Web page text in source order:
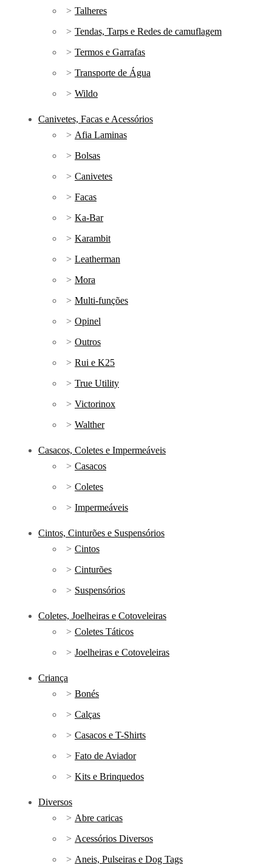
Talheres
Tendas, Tarps e Redes de camuflagem
Termos e Garrafas
Transporte de Água
Wildo
Canivetes, Facas e Acessórios
Afia Laminas
Bolsas
Canivetes
Facas
Ka-Bar
Karambit
Leatherman
Mora
Multi-funções
Opinel
Outros
Rui e K25
True Utility
Victorinox
Walther
Casacos, Coletes e Impermeáveis
Casacos
Coletes
Impermeáveis
Cintos, Cinturões e Suspensórios
Cintos
Cinturões
Suspensórios
Coletes, Joelheiras e Cotoveleiras
Coletes Táticos
Joelheiras e Cotoveleiras
Criança
Bonés
Calças
Casacos e T-Shirts
Fato de Aviador
Kits e Brinquedos
Diversos
Abre caricas
Acessórios Diversos
Aneis, Pulseiras e Dog Tags